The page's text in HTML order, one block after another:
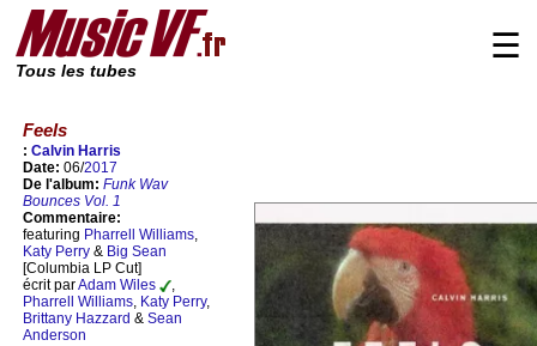
Tous les tubes
☰
Feels
: Calvin Harris
Date: 06/2017
De l'album: Funk Wav
Bounces Vol. 1
Commentaire:
featuring Pharrell Williams,
Katy Perry & Big Sean
[Columbia LP Cut]
écrit parAdam Wiles
,
Pharrell Williams, Katy Perry,
Brittany Hazzard & Sean
Anderson